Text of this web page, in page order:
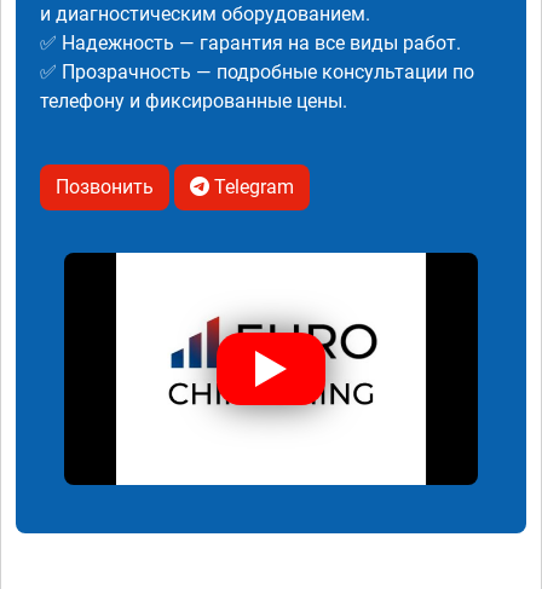
и диагностическим оборудованием.
✅ Надежность — гарантия на все виды работ.
✅ Прозрачность — подробные консультации по
телефону и фиксированные цены.
Позвонить Telegram